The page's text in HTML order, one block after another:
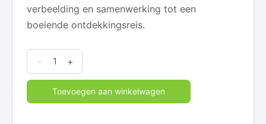
verbeelding en samenwerking tot een
boeiende ontdekkingsreis.
Orde-
vs-
chaos
5
- +
Toevoegen aan winkelwagen